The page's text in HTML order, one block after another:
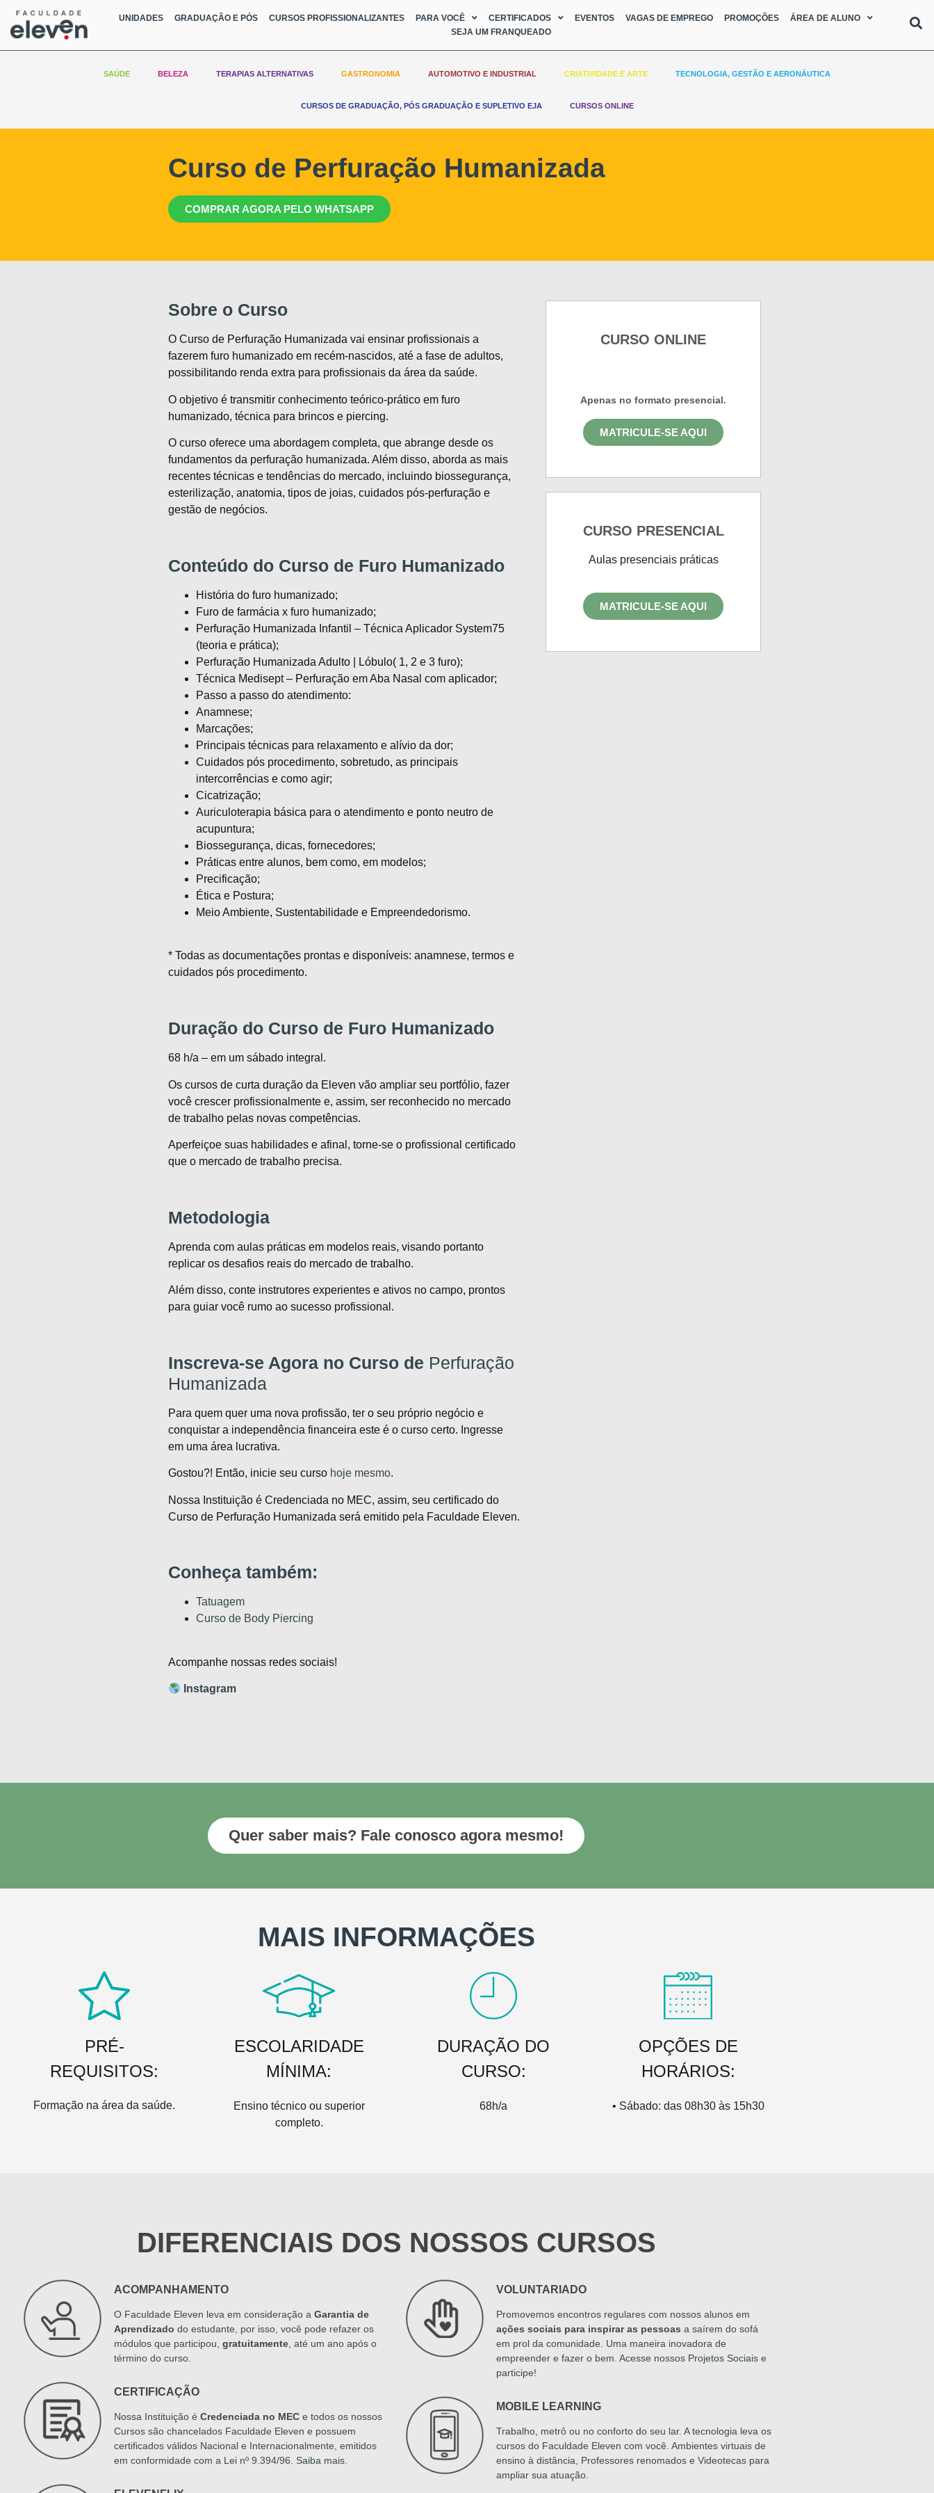
UNIDADES GRADUAÇÃO E PÓS CURSOS PROFISSIONALIZANTES PARA VOCÊ CERTIFICADOS EVENTOS VAGAS DE EMPREGO PROMOÇÕES
ÁREA DE ALUNO
SEJA UM FRANQUEADO
SAÚDE BELEZA TERAPIAS ALTERNATIVAS GASTRONOMIA AUTOMOTIVO E INDUSTRIAL CRIATIVIDADE E ARTE TECNOLOGIA, GESTÃO E AERONÁUTICA
CURSOS DE GRADUAÇÃO, PÓS GRADUAÇÃO E SUPLETIVO EJA CURSOS ONLINE
Curso de Perfuração Humanizada
COMPRAR AGORA PELO WHATSAPP
Sobre o Curso
O Curso de Perfuração Humanizada vai ensinar profissionais a
fazerem furo humanizado em recém-nascidos, até a fase de adultos,
possibilitando renda extra para profissionais da área da saúde.
O objetivo é transmitir conhecimento teórico-prático em furo
humanizado, técnica para brincos e piercing.
O curso oferece uma abordagem completa, que abrange desde os
fundamentos da perfuração humanizada. Além disso, aborda as mais
recentes técnicas e tendências do mercado, incluindo biossegurança,
esterilização, anatomia, tipos de joias, cuidados pós-perfuração e
gestão de negócios.
Conteúdo do Curso de Furo Humanizado
História do furo humanizado;
Furo de farmácia x furo humanizado;
Perfuração Humanizada Infantil – Técnica Aplicador System75
(teoria e prática);
Perfuração Humanizada Adulto | Lóbulo( 1, 2 e 3 furo);
Técnica Medisept – Perfuração em Aba Nasal com aplicador;
Passo a passo do atendimento:
Anamnese;
Marcações;
Principais técnicas para relaxamento e alívio da dor;
Cuidados pós procedimento, sobretudo, as principais
intercorrências e como agir;
Cicatrização;
Auriculoterapia básica para o atendimento e ponto neutro de
acupuntura;
Biossegurança, dicas, fornecedores;
Práticas entre alunos, bem como, em modelos;
Precificação;
Ética e Postura;
Meio Ambiente, Sustentabilidade e Empreendedorismo.
* Todas as documentações prontas e disponíveis: anamnese, termos e
cuidados pós procedimento.
Duração do Curso de Furo Humanizado
68 h/a – em um sábado integral.
Os cursos de curta duração da Eleven vão ampliar seu portfólio, fazer
você crescer profissionalmente e, assim, ser reconhecido no mercado
de trabalho pelas novas competências.
Aperfeiçoe suas habilidades e afinal, torne-se o profissional certificado
que o mercado de trabalho precisa.
Metodologia
Aprenda com aulas práticas em modelos reais, visando portanto
replicar os desafios reais do mercado de trabalho.
Além disso, conte instrutores experientes e ativos no campo, prontos
para guiar você rumo ao sucesso profissional.
Inscreva-se Agora no Curso de Perfuração
Humanizada
Para quem quer uma nova profissão, ter o seu próprio negócio e
conquistar a independência financeira este é o curso certo. Ingresse
em uma área lucrativa.
Gostou?! Então, inicie seu curso hoje mesmo.
Nossa Instituição é Credenciada no MEC, assim, seu certificado do
Curso de Perfuração Humanizada será emitido pela Faculdade Eleven.
Conheça também:
Tatuagem
Curso de Body Piercing
Acompanhe nossas redes sociais!
Instagram
CURSO ONLINE
Apenas no formato presencial.
MATRICULE-SE AQUI
CURSO PRESENCIAL
Aulas presenciais práticas
MATRICULE-SE AQUI
Quer saber mais? Fale conosco agora mesmo!
MAIS INFORMAÇÕES
PRÉ-
REQUISITOS:
Formação na área da saúde.
ESCOLARIDADE
MÍNIMA:
Ensino técnico ou superior
completo.
DURAÇÃO DO
CURSO:
68h/a
OPÇÕES DE
HORÁRIOS:
• Sábado: das 08h30 às 15h30
DIFERENCIAIS DOS NOSSOS CURSOS
ACOMPANHAMENTO
O Faculdade Eleven leva em consideração a Garantia de
Aprendizado do estudante, por isso, você pode refazer os
módulos que participou, gratuitamente, até um ano após o
término do curso.
CERTIFICAÇÃO
Nossa Instituição é Credenciada no MECe todos os nossos
Cursos são chancelados Faculdade Eleven e possuem
certificados válidos Nacional e Internacionalmente, emitidos
em conformidade com a Lei nº 9.394/96. Saiba mais.
VOLUNTARIADO
Promovemos encontros regulares com nossos alunos em
ações sociais para inspirar as pessoas a saírem do sofá
em prol da comunidade. Uma maneira inovadora de
empreender e fazer o bem. Acesse nossos Projetos Sociaise
participe!
MOBILE LEARNING
Trabalho, metrô ou no conforto do seu lar. A tecnologia leva os
cursos do Faculdade Eleven com você. Ambientes virtuais de
ensino à distância, Professores renomados e Videotecas para
ampliar sua atuação.